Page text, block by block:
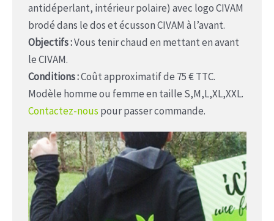
antidéperlant, intérieur polaire) avec logo CIVAM
brodé dans le dos et écusson CIVAM à l’avant.
Objectifs :Vous tenir chaud en mettant en avant
le CIVAM.
Conditions :Coût approximatif de 75 € TTC.
Modèle homme ou femme en taille S,M,L,XL,XXL.
Contactez-nous pour passer commande.